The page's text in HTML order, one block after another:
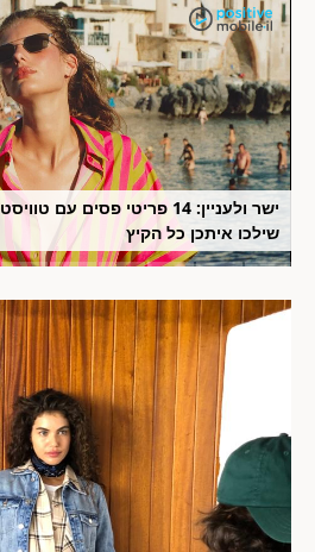
ישר ולעניין: 14 פריטי פסים עם טוויסט
שילכו איתכן כל הקיץ